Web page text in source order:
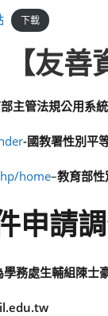
下載
【友善
主管法規公用系統
-國教署性別平
home–教育部
申請
務處生輔組陳